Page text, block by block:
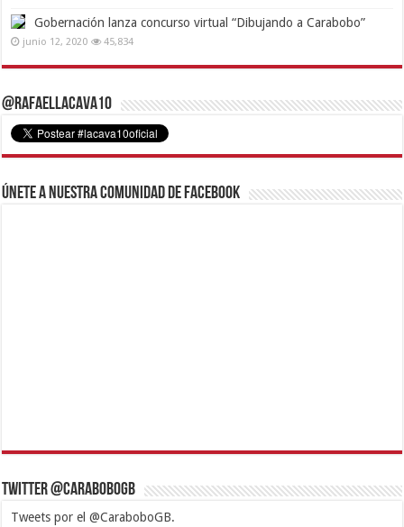
Gobernación lanza concurso virtual “Dibujando a Carabobo”
junio 12, 2020 45,834
@RafaelLacava10
Únete a nuestra comunidad de Facebook
Twitter @CaraboboGB
Tweets por el @CaraboboGB.